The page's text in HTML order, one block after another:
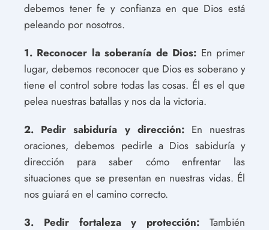
debemos tener fe y confianza en que Dios está
peleando por nosotros.
1. Reconocer la soberanía de Dios: En primer
lugar, debemos reconocer que Dios es soberano y
tiene el control sobre todas las cosas. Él es el que
pelea nuestras batallas y nos da la victoria.
2. Pedir sabiduría y dirección:En nuestras
oraciones, debemos pedirle a Dios sabiduría y
dirección para saber cómo enfrentar las
situaciones que se presentan en nuestras vidas. Él
nos guiará en el camino correcto.
3. Pedir fortaleza y protección: También